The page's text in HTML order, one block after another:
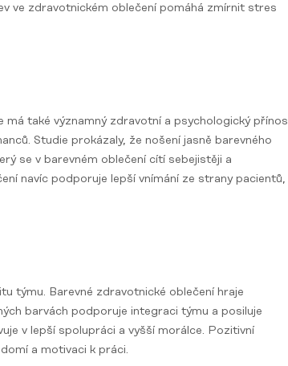
ve zdravotnickém oblečení pomáhá zmírnit stres
má také významný zdravotní a psychologický přínos
Studie prokázaly, že nošení jasně barevného
se v barevném oblečení cítí sebejistěji a
navíc podporuje lepší vnímání ze strany pacientů,
týmu. Barevné zdravotnické oblečení hraje
barvách podporuje integraci týmu a posiluje
v lepší spolupráci a vyšší morálce. Pozitivní
a motivaci k práci.